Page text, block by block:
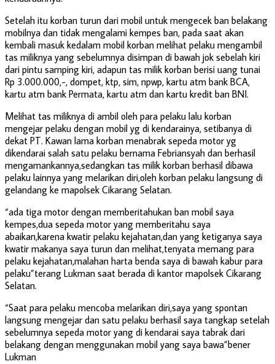
Setelah itu korban turun dari mobil untuk mengecek ban belakang
mobilnya dan tidak mengalami kempes ban, pada saat akan
kembali masuk kedalam mobil korban melihat pelaku mengambil
tas miliknya yang sebelumnya disimpan di bawah jok sebelah kiri
dari pintu samping kiri, adapun tas milik korban berisi uang tunai
Rp 3.000.000,-, dompet, ktp, sim, npwp, kartu atm bank BCA,
kartu atm bank Permata, kartu atm dan kartu kredit ban BNI.
Melihat tas miliknya di ambil oleh para pelaku lalu korban
mengejar pelaku dengan mobil yg di kendarainya, setibanya di
dekat PT. Kawan lama korban menabrak sepeda motor yg
dikendarai salah satu pelaku bernama Febriansyah dan berhasil
mengamankannya,sedangkan tas milik korban berhasil dibawa
pelaku lainnya yang melarikan diri,oleh korban pelaku langsung di
gelandang ke mapolsek Cikarang Selatan.
“ada tiga motor dengan memberitahukan ban mobil saya
kempes,dua sepeda motor yang memberitahu saya
abaikan,karena kwatir pelaku kejahatan,dan yang ketiganya saya
kwatir makanya saya turun dan melihat,tenyata memang para
pelaku kejahatan,malahan harta benda saya di bawah kabur para
pelaku”terang Lukman saat berada di kantor mapolsek Cikarang
Selatan.
“Saat para pelaku mencoba melarikan diri,saya yang spontan
langsung mengejar dan satu pelaku berhasil saya tangkap setelah
sebelumnya sepeda motor yang di kendarai saya tabrak dari
belakang dengan menggunakan mobil yang saya bawa”bener
Lukman